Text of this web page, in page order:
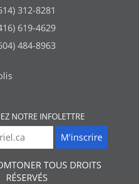
312-8281
619-4629
484-8963
NOTRE INFOLETTRE
TOUS DROITS
RÉSERVÉS